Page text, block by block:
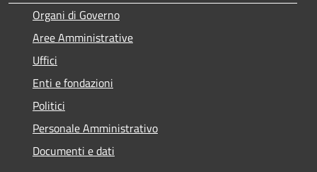
Organi di Governo
Aree Amministrative
Uffici
Enti e fondazioni
Politici
Personale Amministrativo
Documenti e dati